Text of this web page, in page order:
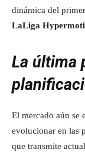
dinámica del
LaLiga
La última
El mercado aún se
evolucionar en las
que transmite